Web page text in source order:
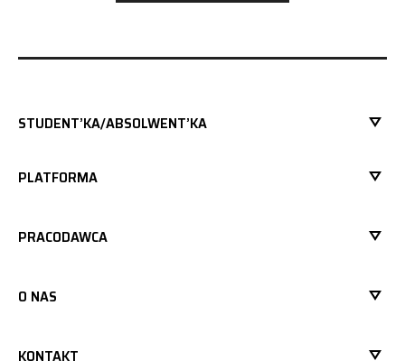
STUDENT’KA/ABSOLWENT’KA
PLATFORMA
PRACODAWCA
O NAS
KONTAKT